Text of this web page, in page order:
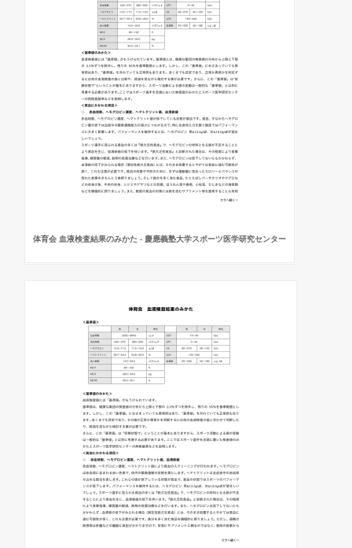
体育会 血液検査結果のみかた - 慶應義塾大学スポーツ医学研究センター